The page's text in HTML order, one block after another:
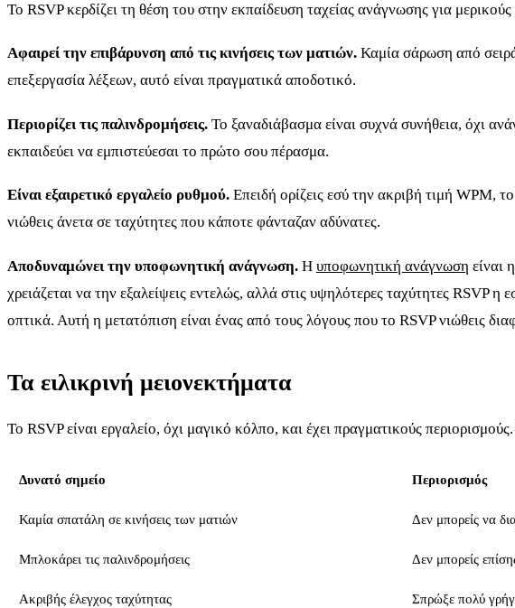
Το RSVP κερδίζει τη θέση του στην εκπαίδευση ταχείας ανάγνωσης για
Αφαιρεί την επιβάρυνση από τις κινήσεις των ματιών. Καμία σάρωση από
επεξεργασία λέξεων, αυτό είναι πραγματικά αποδοτικό.
Περιορίζει τις παλινδρομήσεις. Το ξαναδιάβασμα είναι συχνά συνήθεια, όχι
εκπαιδεύει να εμπιστεύεσαι το πρώτο σου πέρασμα.
Είναι εξαιρετικό εργαλείο ρυθμού. Επειδή ορίζεις εσύ την ακριβή τιμή WPM,
νιώθεις άνετα σε ταχύτητες που κάποτε φάνταζαν αδύνατες.
Αποδυναμώνει την υποφωνητική ανάγνωση. Η υποφωνητική ανάγνωση είναι
χρειάζεται να την εξαλείψεις εντελώς, αλλά στις υψηλότερες ταχύτητες RSVP
οπτικά. Αυτή η μετατόπιση είναι ένας από τους λόγους που το RSVP νιώθεις
Τα ειλικρινή μειονεκτήματα
Το RSVP είναι εργαλείο, όχι μαγικό κόλπο, και έχει πραγματικούς
Δυνατό σημείο Περιορισμός
Καμία σπατάλη σε κινήσεις των ματιών Δεν μπορείς να
Μπλοκάρει τις παλινδρομήσεις Δεν μπορείς
Ακριβής έλεγχος ταχύτητας Σπρώξε πολύ